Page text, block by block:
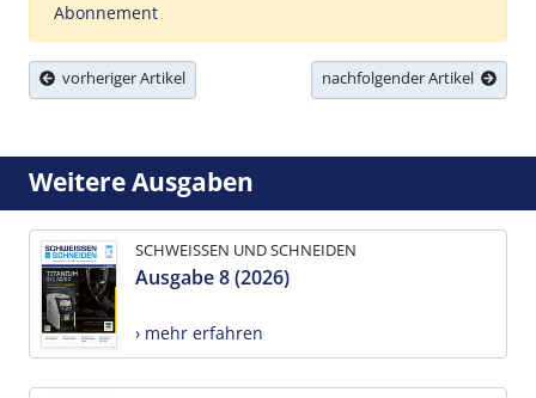
Abonnement
vorheriger Artikel nachfolgender Artikel
Weitere Ausgaben
SCHWEISSEN UND SCHNEIDEN
Ausgabe 8 (2026)
› mehr erfahren